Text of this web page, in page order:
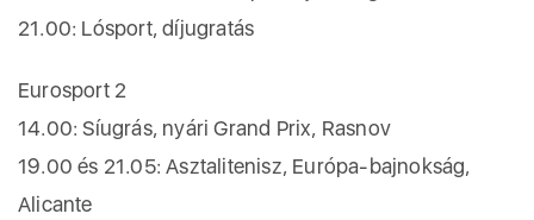
21.00: Lósport, díjugratás
Eurosport 2
14.00: Síugrás, nyári Grand Prix, Rasnov
19.00 és 21.05: Asztalitenisz, Európa-bajnokság,
Alicante